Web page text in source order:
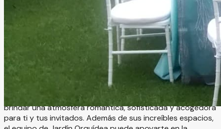
Información
Jardín Orquídea es el lugar ideal para celebrar eventos
elegantes y memorables en un entorno natural lleno de
encanto y estilo. Sus hermosas instalaciones ofrecen
espacios versátiles que se adaptan perfectamente a
diferentes tipos de celebraciones, desde bodas y XV años
hasta graduaciones, aniversarios y eventos sociales o
corporativos. Cada rincón del jardín está diseñado para
brindar una atmósfera romántica, sofisticada y acogedora
para ti y tus invitados. Además de sus increíbles espacios,